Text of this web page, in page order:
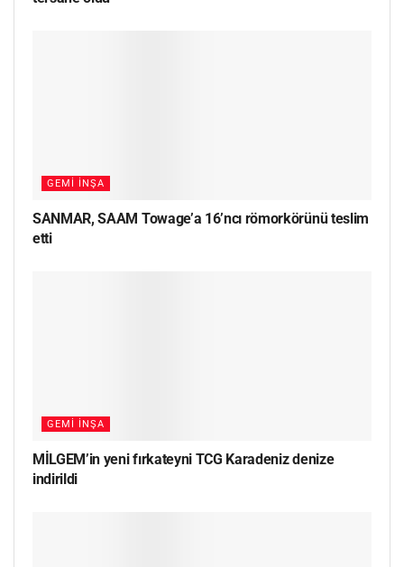
GEMI İNŞA
SANMAR, SAAM Towage’a 16’ncı römorkörünü teslim
etti
GEMI İNŞA
MİLGEM’in yeni fırkateyni TCG Karadeniz denize
indirildi